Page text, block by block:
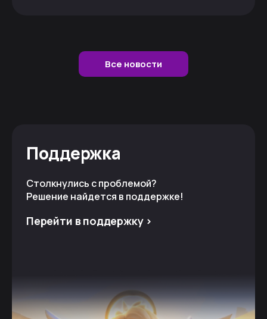
Все новости
Поддержка
Столкнулись с проблемой?
Решение найдется в поддержке!
Перейти в поддержку >